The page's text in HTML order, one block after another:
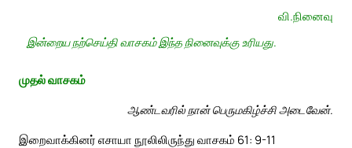
வி.நினைவு
இன்றைய நற்செய்தி வாசகம் இந்த நினைவுக்கு உரியது.
முதல் வாசகம்
ஆண்டவரில் நான் பெருமகிழ்ச்சி அடைவேன்.
இறைவாக்கினர் எசாயா நூலிலிருந்து வாசகம் 61: 9-11